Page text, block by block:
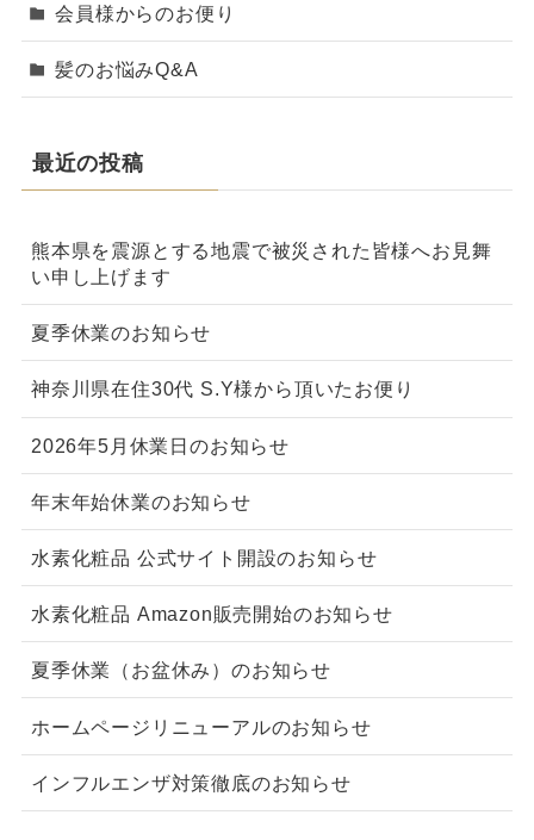
会員様からのお便り
髪のお悩みQ&A
最近の投稿
熊本県を震源とする地震で被災された皆様へお見舞
い申し上げます
夏季休業のお知らせ
神奈川県在住30代 S.Y様から頂いたお便り
2026年5月休業日のお知らせ
年末年始休業のお知らせ
水素化粧品 公式サイト開設のお知らせ
水素化粧品 Amazon販売開始のお知らせ
夏季休業（お盆休み）のお知らせ
ホームページリニューアルのお知らせ
インフルエンザ対策徹底のお知らせ